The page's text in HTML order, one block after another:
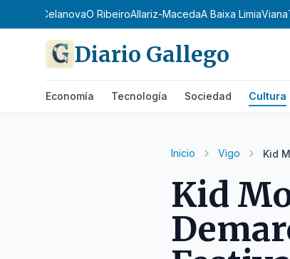
de CelanovaO RibeiroAllariz-MacedaA Baixa LimiaViana
Diario Gallego
Economía Tecnología Sociedad Cultura
Inicio Vigo Kid
Kid